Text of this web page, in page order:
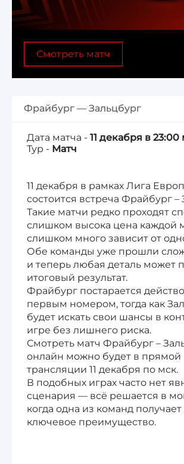
Лига 1, Чемпионат Франции
Бундеслига, Чемпионат Германии
Чемпионат Саудовской Аравии 25/
Смотреть матч
Фрайбург — Зальцбург
Дата матча - 11 декабря в 23:00
Тур - Матч
11 декабря в рамках Лига
состоится встреча Фрайбург –
Такие матчи редко проходят
слишком высока цена каждой
слишком много зависит от
Обе команды уже прошли
и теперь любая деталь может
итоговый результат.
Фрайбург постарается
первым номером, тогда как
будет искать свои шансы в
игре без лишнего риска.
Смотреть матч Фрайбург –
онлайн можно будет в прямой
трансляции 11 декабря по мск.
В подобных играх часто нет
сценария — всё решается в
когда одна из команд получает
ключевое преимущество.